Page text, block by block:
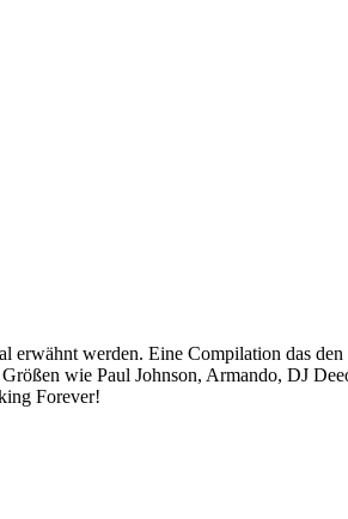
erwähnt werden. Eine Compilation das
wie Paul Johnson, Armando, DJ
Forever!